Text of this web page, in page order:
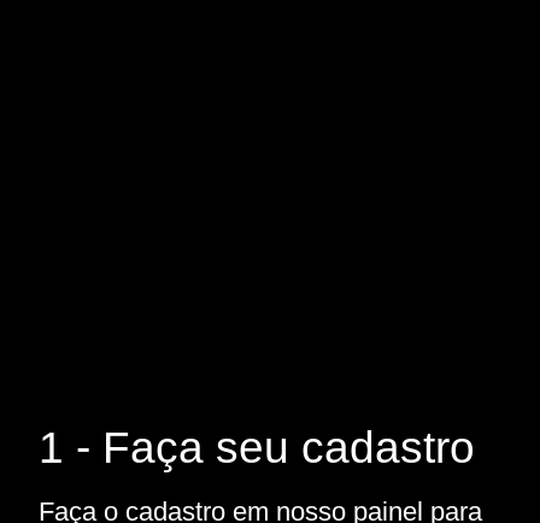
1 - Faça seu cadastro
Faça o cadastro em nosso painel para